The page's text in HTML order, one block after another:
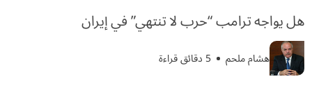
هل يواجه ترامب “حرب لا تنتهي” في إيران
هشام ملحم 5 دقائق قراءة